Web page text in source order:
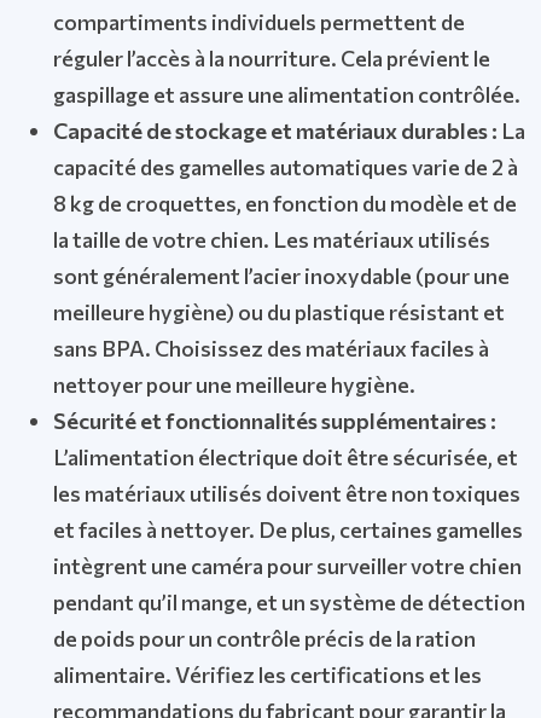
compartiments individuels permettent de
réguler l’accès à la nourriture. Cela prévient le
gaspillage et assure une alimentation contrôlée.
Capacité de stockage et matériaux durables : La
capacité des gamelles automatiques varie de 2 à
8 kg de croquettes, en fonction du modèle et de
la taille de votre chien. Les matériaux utilisés
sont généralement l’acier inoxydable (pour une
meilleure hygiène) ou du plastique résistant et
sans BPA. Choisissez des matériaux faciles à
nettoyer pour une meilleure hygiène.
Sécurité et fonctionnalités supplémentaires :
L’alimentation électrique doit être sécurisée, et
les matériaux utilisés doivent être non toxiques
et faciles à nettoyer. De plus, certaines gamelles
intègrent une caméra pour surveiller votre chien
pendant qu’il mange, et un système de détection
de poids pour un contrôle précis de la ration
alimentaire. Vérifiez les certifications et les
recommandations du fabricant pour garantir la